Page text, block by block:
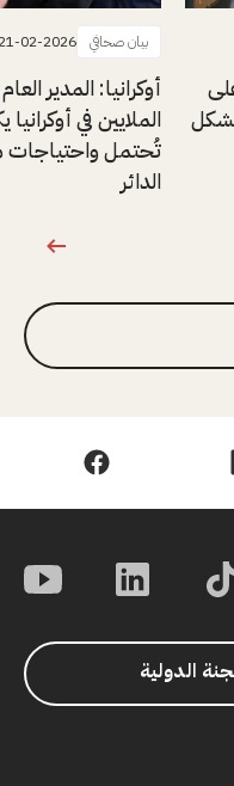
بيان صحافي 02-2026
أوكرانيا: المدير
الملايين في
تُحتمل واحتياجات
الدائر
الدولية